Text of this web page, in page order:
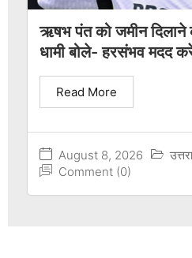
ऋषभ पंत को जमीन दिलाने
धामी बोले- हरसंभव मदद
August 8, 2026
Comment (0)
Read More